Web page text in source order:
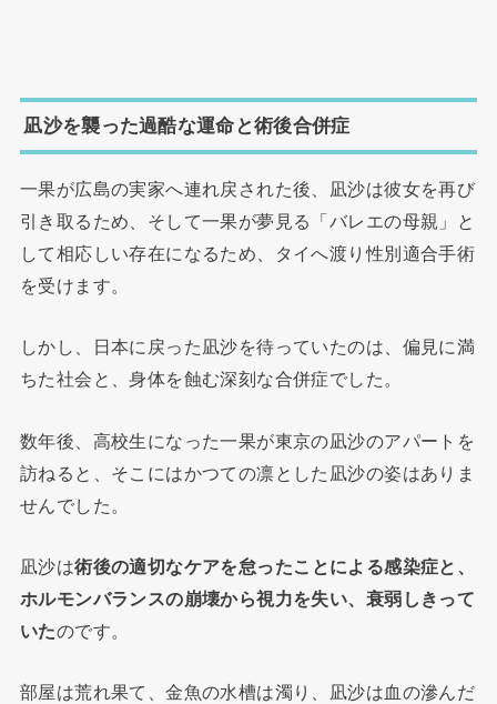
凪沙を襲った過酷な運命と術後合併症
一果が広島の実家へ連れ戻された後、凪沙は彼女を再び
引き取るため、そして一果が夢見る「バレエの母親」と
して相応しい存在になるため、タイへ渡り性別適合手術
を受けます。
しかし、日本に戻った凪沙を待っていたのは、偏見に満
ちた社会と、身体を蝕む深刻な合併症でした。
数年後、高校生になった一果が東京の凪沙のアパートを
訪ねると、そこにはかつての凛とした凪沙の姿はありま
せんでした。
凪沙は術後の適切なケアを怠ったことによる感染症と、
ホルモンバランスの崩壊から視力を失い、衰弱しきって
いたのです。
部屋は荒れ果て、金魚の水槽は濁り、凪沙は血の滲んだ